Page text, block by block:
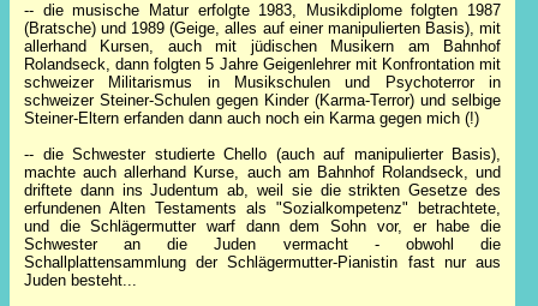
-- die musische Matur erfolgte 1983, Musikdiplome folgten 1987
(Bratsche) und 1989 (Geige, alles auf einer manipulierten Basis), mit
allerhand Kursen, auch mit jüdischen Musikern am Bahnhof
Rolandseck, dann folgten 5 Jahre Geigenlehrer mit Konfrontation mit
schweizer Militarismus in Musikschulen und Psychoterror in
schweizer Steiner-Schulen gegen Kinder (Karma-Terror) und selbige
Steiner-Eltern erfanden dann auch noch ein Karma gegen mich (!)
-- die Schwester studierte Chello (auch auf manipulierter Basis),
machte auch allerhand Kurse, auch am Bahnhof Rolandseck, und
driftete dann ins Judentum ab, weil sie die strikten Gesetze des
erfundenen Alten Testaments als "Sozialkompetenz" betrachtete,
und die Schlägermutter warf dann dem Sohn vor, er habe die
Schwester an die Juden vermacht - obwohl die
Schallplattensammlung der Schlägermutter-Pianistin fast nur aus
Juden besteht...